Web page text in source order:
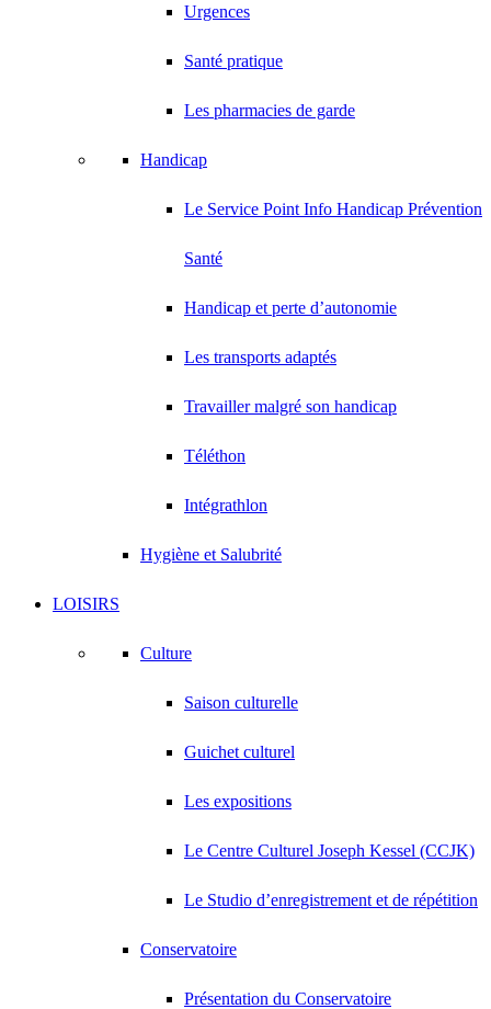
Urgences
Santé pratique
Les pharmacies de garde
Handicap
Le Service Point Info Handicap Prévention
Santé
Handicap et perte d’autonomie
Les transports adaptés
Travailler malgré son handicap
Téléthon
Intégrathlon
Hygiène et Salubrité
LOISIRS
Culture
Saison culturelle
Guichet culturel
Les expositions
Le Centre Culturel Joseph Kessel (CCJK)
Le Studio d’enregistrement et de répétition
Conservatoire
Présentation du Conservatoire